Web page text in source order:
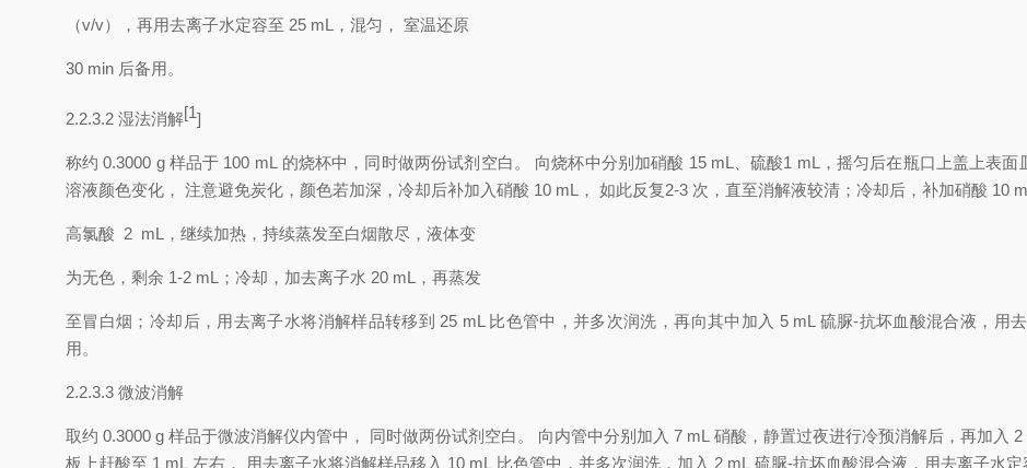
（v/v）， 再用去离子水定容至 25 mL ， 混匀 ， 室温还原
30 min 后备用 。
2.2.3.2 湿法消解[1]
称约0.3000 g 样品于 100 mL 的烧杯中 ， 同时做两份试剂空白 。 向烧杯中分别加硝酸 15 mL 、硫酸1 mL ， 摇匀后在瓶口上盖上表面
溶液颜色变化 ， 注意避免炭化 ， 颜色若加深 ， 冷却后补加入硝酸 10 mL ， 如此反复2-3 次 ， 直至消解液较清 ； 冷却后 ， 补加硝酸 10
高氯酸 2 mL ， 继续加热 ， 持续蒸发至白烟散尽 ， 液体变
为无色 ， 剩余 1-2 mL ； 冷却 ， 加去离子水 20 mL ， 再蒸发
至冒白烟 ； 冷却后， 用去离子水将消解样品转移到 25 mL 比色管中 ，并多次润洗 ，再向其中加入 5 mL 硫脲-抗坏血酸混合液 ， 用
用 。
2.2.3.3 微波消解
取约 0.3000 g 样品于微波消解仪内管中 ， 同时做两份试剂空白 。 向内管中分别加入 7 mL 硝酸 ， 静置过夜进行冷预消解后 ， 再加入 2
板上赶酸至 1 mL 左右 ， 用去离子水将消解样品移入 10 mL 比色管中 ， 并多次润洗 ， 加入 2 mL 硫脲-抗坏血酸混合液 ， 用去离子水定